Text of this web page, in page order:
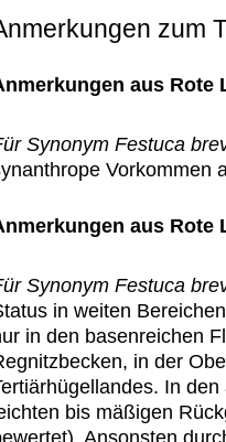
zum
aus Rote
Synonym Festuca
Vorkommen
aus Rote
Synonym Festuca
in weiten
in den basenreichen
in der
In
bis mäßigen
Ansonsten